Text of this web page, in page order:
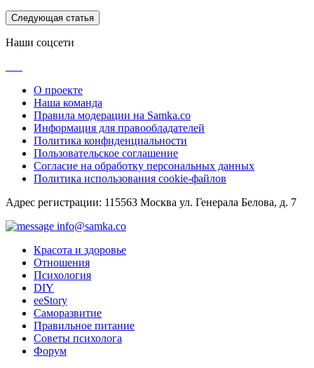
Следующая статья
Наши соцсети
О проекте
Наша команда
Правила модерации на Samka.co
Информация для правообладателей
Политика конфиденциальности
Пользовательское соглашение
Согласие на обработку персональных данных
Политика использования cookie-файлов
Адрес регистрации: 115563 Москва ул. Генерала Белова, д. 7
info@samka.co
Красота и здоровье
Отношения
Психология
DIY
ееStory
Саморазвитие
Правильное питание
Советы психолога
Форум